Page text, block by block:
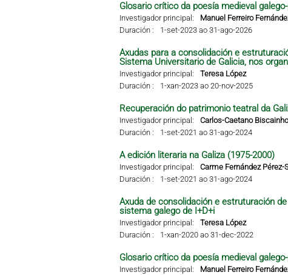
Glosario crítico da poesía medieval
Investigador principal: Manuel Ferreiro
Duración :
1-set-2023 ao 31-ago-2026
Axudas para a consolidación e
Sistema Universitario de Galicia, nos
Investigador principal:
Teresa López
Duración :
1-xan-2023 ao 20-nov-2025
Recuperación do patrimonio teatral da
Investigador principal: Carlos-Caetano
Duración :
1-set-2021 ao 31-ago-2024
A edición literaria na Galiza (1975-2000)
Investigador principal:
Carme Fernández Pérez-
Duración :
1-set-2021 ao 31-ago-2024
Axuda de consolidación e estruturación
sistema galego de I+D+i
Investigador principal:
Teresa López
Duración :
1-xan-2020 ao 31-dec-2022
Glosario crítico da poesía medieval
Investigador principal: Manuel Ferreiro